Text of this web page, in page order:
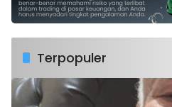
Terpopuler